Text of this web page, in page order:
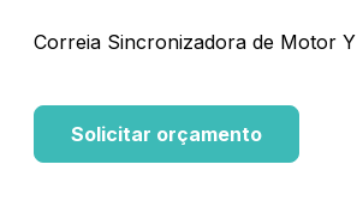
Correia Sincronizadora de Motor Y
Solicitar orçamento